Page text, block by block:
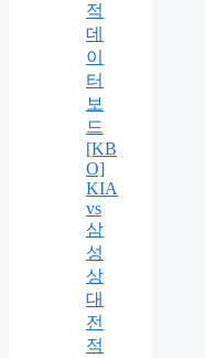
적
데
이
터
보
드
[KB
O]
KIA
vs
삼
성
상
대
전
적